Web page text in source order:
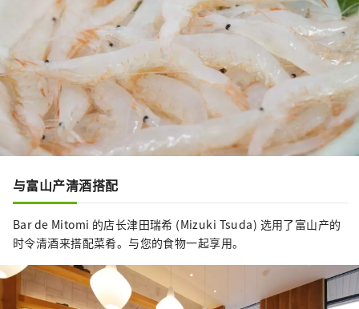
与富山产清酒搭配
Bar de Mitomi 的店长津田瑞希 (Mizuki Tsuda) 选用了富山产的
时令清酒来搭配菜肴。与您的食物一起享用。